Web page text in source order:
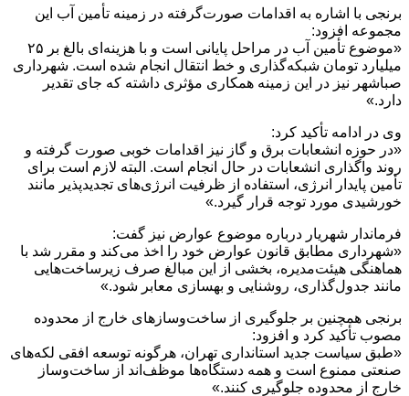
برنجی با اشاره به اقدامات صورت‌گرفته در زمینه تأمین آب این
مجموعه افزود:
«موضوع تأمین آب در مراحل پایانی است و با هزینه‌ای بالغ بر ۲۵
میلیارد تومان شبکه‌گذاری و خط انتقال انجام شده است. شهرداری
صباشهر نیز در این زمینه همکاری مؤثری داشته که جای تقدیر
دارد.»
وی در ادامه تأکید کرد:
«در حوزه انشعابات برق و گاز نیز اقدامات خوبی صورت گرفته و
روند واگذاری انشعابات در حال انجام است. البته لازم است برای
تأمین پایدار انرژی، استفاده از ظرفیت انرژی‌های تجدیدپذیر مانند
خورشیدی مورد توجه قرار گیرد.»
فرماندار شهریار درباره موضوع عوارض نیز گفت:
«شهرداری مطابق قانون عوارض خود را اخذ می‌کند و مقرر شد با
هماهنگی هیئت‌مدیره، بخشی از این مبالغ صرف زیرساخت‌هایی
مانند جدول‌گذاری، روشنایی و بهسازی معابر شود.»
برنجی همچنین بر جلوگیری از ساخت‌وسازهای خارج از محدوده
مصوب تأکید کرد و افزود:
«طبق سیاست جدید استانداری تهران، هرگونه توسعه افقی لکه‌های
صنعتی ممنوع است و همه دستگاه‌ها موظف‌اند از ساخت‌وساز
خارج از محدوده جلوگیری کنند.»